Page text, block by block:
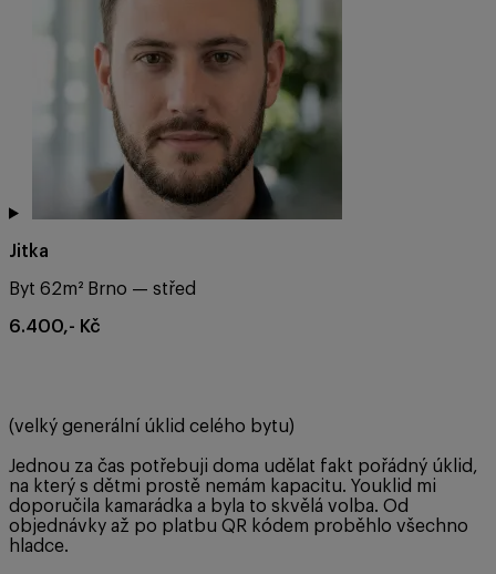
Jitka
Byt 62m² Brno — střed
6.400,- Kč
(velký generální úklid celého bytu)
Jednou za čas potřebuji doma udělat fakt pořádný úklid,
na který s dětmi prostě nemám kapacitu. Youklid mi
doporučila kamarádka a byla to skvělá volba. Od
objednávky až po platbu QR kódem proběhlo všechno
hladce.